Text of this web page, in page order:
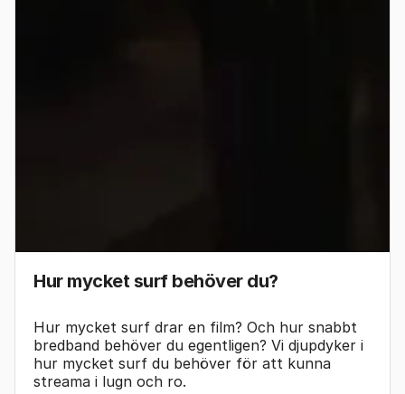
Hur mycket surf behöver du?
Hur mycket surf drar en film? Och hur snabbt
bredband behöver du egentligen? Vi djupdyker i
hur mycket surf du behöver för att kunna
streama i lugn och ro.